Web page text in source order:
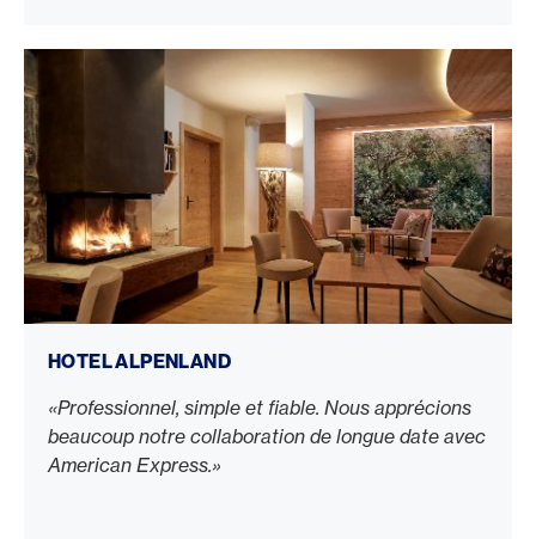
HOTEL ALPENLAND
«Professionnel, simple et fiable. Nous apprécions
beaucoup notre collaboration de longue date avec
American Express.»